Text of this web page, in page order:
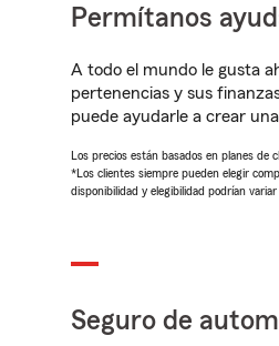
Permítanos
A todo el mundo le gusta
pertenencias y sus
puede ayudarle a crear
Los precios están basados en planes de
*Los clientes siempre pueden elegir
disponibilidad y elegibilidad podrían variar
Seguro de